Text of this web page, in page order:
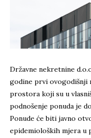
Državne nekretnine
godine prvi ovogodišnji
prostora koji su u
podnošenje ponuda je
Ponude će biti javno
epidemioloških mjera